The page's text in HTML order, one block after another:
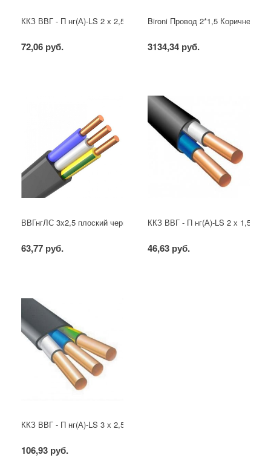
ККЗ ВВГ - П нг(А)-LS 2 х 2,5 ГОСТ
72,06 руб.
Bironi Провод 2*1,5 Коричневый
3134,34 руб.
ВВГнгЛС 3x2,5 плоский черный
63,77 руб.
ККЗ ВВГ - П нг(А)-LS 2 х 1,5
46,63 руб.
ККЗ ВВГ - П нг(А)-LS 3 х 2,5 ГОСТ
106,93 руб.